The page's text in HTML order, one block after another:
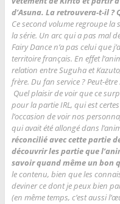
d’Asuna. La retrouvera-t-il ?
Ce second volume regroupe la
la série. Un arc qui a pas mal
Fairy Dance n’a pas celui que
territoire français. En effet
relation entre Suguha et
frère. Du fan service ? Peut-
Quel plaisir de voir que ce
pour la partie IRL, qui est
l’occasion de voir nos
qui avait été allongé dans
réconcilié avec cette partie
découvrir les partie que
savoir quand même un bon
le contenu, bien que les
deviner ce dont je peux bien
(en même temps, c’est aussi